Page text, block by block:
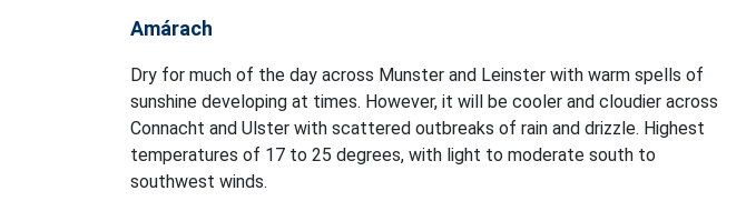
Amárach
Dry for much of the day across Munster and Leinster with warm spells of
sunshine developing at times. However, it will be cooler and cloudier across
Connacht and Ulster with scattered outbreaks of rain and drizzle. Highest
temperatures of 17 to 25 degrees, with light to moderate south to
southwest winds.